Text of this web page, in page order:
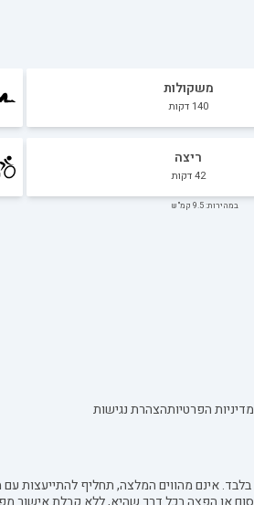
משקולות
140 דקות
ריצה
42דקות
במהירות: 9.5 קמ"ש
מדיניות הפרטיותהצהרת נגישות
אינם מהווים המלצה, תחליף להתייעצות עם